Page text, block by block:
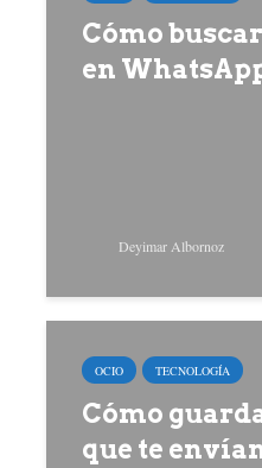
Cómo
en
Deyimar Albornoz
OCIO TECNOLOGÍA
Cómo
que te